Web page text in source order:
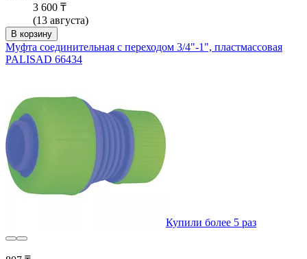
3 600 ₸
(13 августа)
В корзину
Муфта соединительная c переходом 3/4"-1", пластмассовая
PALISAD 66434
Купили более 5 раз